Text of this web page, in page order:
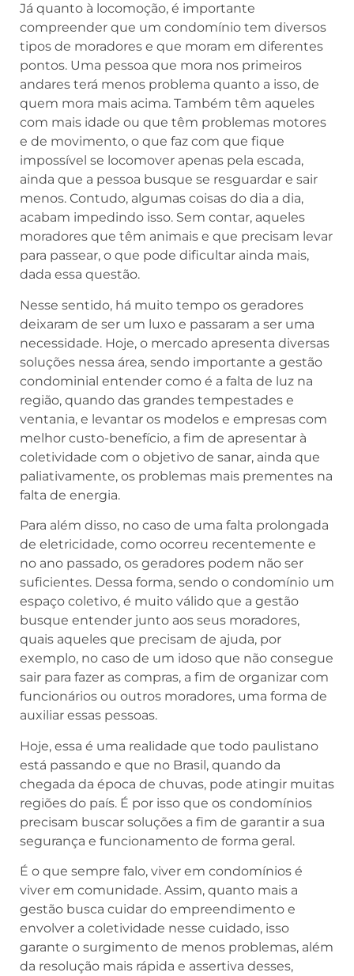
Já quanto à locomoção, é importante
compreender que um condomínio tem diversos
tipos de moradores e que moram em diferentes
pontos. Uma pessoa que mora nos primeiros
andares terá menos problema quanto a isso, de
quem mora mais acima. Também têm aqueles
com mais idade ou que têm problemas motores
e de movimento, o que faz com que fique
impossível se locomover apenas pela escada,
ainda que a pessoa busque se resguardar e sair
menos. Contudo, algumas coisas do dia a dia,
acabam impedindo isso. Sem contar, aqueles
moradores que têm animais e que precisam levar
para passear, o que pode dificultar ainda mais,
dada essa questão.
Nesse sentido, há muito tempo os geradores
deixaram de ser um luxo e passaram a ser uma
necessidade. Hoje, o mercado apresenta diversas
soluções nessa área, sendo importante a gestão
condominial entender como é a falta de luz na
região, quando das grandes tempestades e
ventania, e levantar os modelos e empresas com
melhor custo-benefício, a fim de apresentar à
coletividade com o objetivo de sanar, ainda que
paliativamente, os problemas mais prementes na
falta de energia.
Para além disso, no caso de uma falta prolongada
de eletricidade, como ocorreu recentemente e
no ano passado, os geradores podem não ser
suficientes. Dessa forma, sendo o condomínio um
espaço coletivo, é muito válido que a gestão
busque entender junto aos seus moradores,
quais aqueles que precisam de ajuda, por
exemplo, no caso de um idoso que não consegue
sair para fazer as compras, a fim de organizar com
funcionários ou outros moradores, uma forma de
auxiliar essas pessoas.
Hoje, essa é uma realidade que todo paulistano
está passando e que no Brasil, quando da
chegada da época de chuvas, pode atingir muitas
regiões do país. É por isso que os condomínios
precisam buscar soluções a fim de garantir a sua
segurança e funcionamento de forma geral.
É o que sempre falo, viver em condomínios é
viver em comunidade. Assim, quanto mais a
gestão busca cuidar do empreendimento e
envolver a coletividade nesse cuidado, isso
garante o surgimento de menos problemas, além
da resolução mais rápida e assertiva desses,